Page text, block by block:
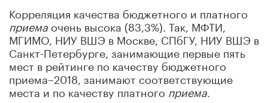
Корреляция качества бюджетного и платного
приема очень высока (83,3%). Так, МФТИ,
МГИМО, НИУ ВШЭ в Москве, СПбГУ, НИУ ВШЭ в
Санкт-Петербурге, занимающие первые пять
мест в рейтинге по качеству бюджетного
приема–2018, занимают соответствующие
места и по качеству платного приема